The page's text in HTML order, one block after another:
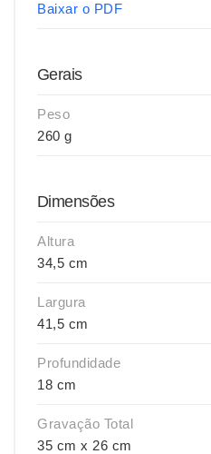
Baixar o PDF
Gerais
Peso
260 g
Dimensões
Altura
34,5 cm
Largura
41,5 cm
Profundidade
18 cm
Gravação Total
35 cm x 26 cm